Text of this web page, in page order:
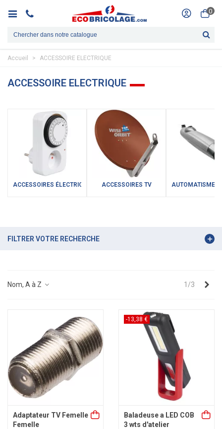
0
Accueil > ACCESSOIRE ELECTRIQUE
ACCESSOIRE ELECTRIQUE
ACCESSOIRES ÉLECTRIQUE ACCESSOIRES TV AUTOMATISME
FILTRER VOTRE RECHERCHE
Nom, A à Z 1/3
Adaptateur TV Femelle
Femelle
-13,38 €
Baladeuse a LED COB
3 wts d'atelier